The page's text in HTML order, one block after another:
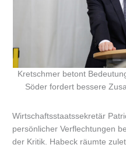
Kretschmer betont
Söder fordert bessere
Wirtschaftsstaatssekretär
persönlicher Verflechtungen
der Kritik. Habeck räumte